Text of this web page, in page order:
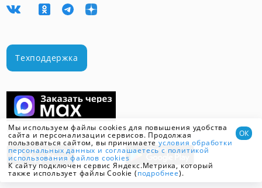
Мы используем файлы cookies для повышения удобства
сайта и персонализации сервисов. Продолжая
пользоваться сайтом, вы принимаетеусловия обработки
персональных данных и соглашаетесь с политикой
использования файлов cookies
К сайту подключен сервис Яндекс.Метрика, который
также использует файлы Cookie (подробнее).
ОК
Скачать мобильное приложение
Техподдержка